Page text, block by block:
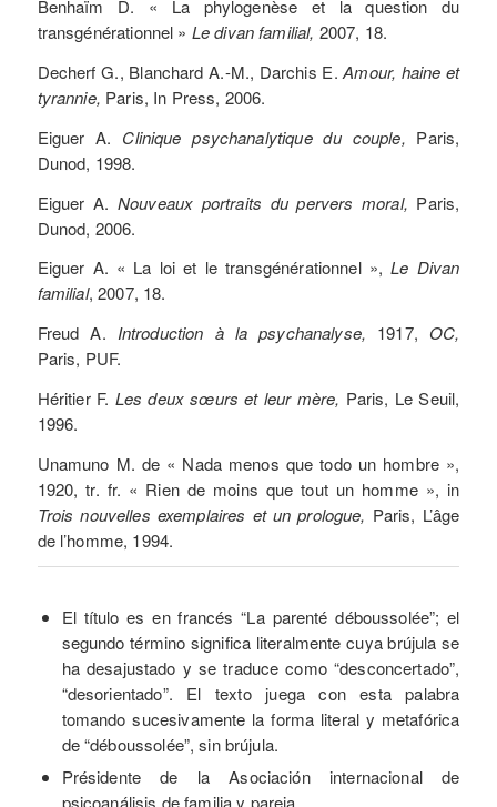
Benhaïm D. « La phylogenèse et la question du
transgénérationnel » Le divan familial, 2007, 18.
Decherf G., Blanchard A.-M., Darchis E.Amour, haine et
tyrannie, Paris, In Press, 2006.
Eiguer A. Clinique psychanalytique du couple, Paris,
Dunod, 1998.
Eiguer A. Nouveaux portraits du pervers moral, Paris,
Dunod, 2006.
Eiguer A. « La loi et le transgénérationnel »,Le Divan
familial, 2007, 18.
Freud A. Introduction à la psychanalyse, 1917, OC,
Paris, PUF.
Héritier F. Les deux sœurs et leur mère, Paris, Le Seuil,
1996.
Unamuno M. de « Nada menos que todo un hombre »,
1920, tr. fr. « Rien de moins que tout un homme », in
Trois nouvelles exemplaires et un prologue, Paris, L’âge
de l’homme, 1994.
El título es en francés “La parenté déboussolée”; el
segundo término significa literalmente cuya brújula se
ha desajustado y se traduce como “desconcertado”,
“desorientado”. El texto juega con esta palabra
tomando sucesivamente la forma literal y metafórica
de “déboussolée”, sin brújula.
Présidente de la Asociación internacional de